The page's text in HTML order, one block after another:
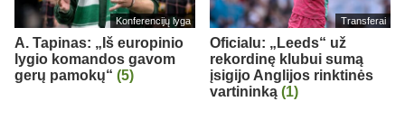
Konferencijų lyga
A. Tapinas: „Iš europinio
lygio komandos gavom
gerų pamokų“ (5)
Transferai
Oficialu: „Leeds“ už
rekordinę klubui sumą
įsigijo Anglijos rinktinės
vartininką (1)